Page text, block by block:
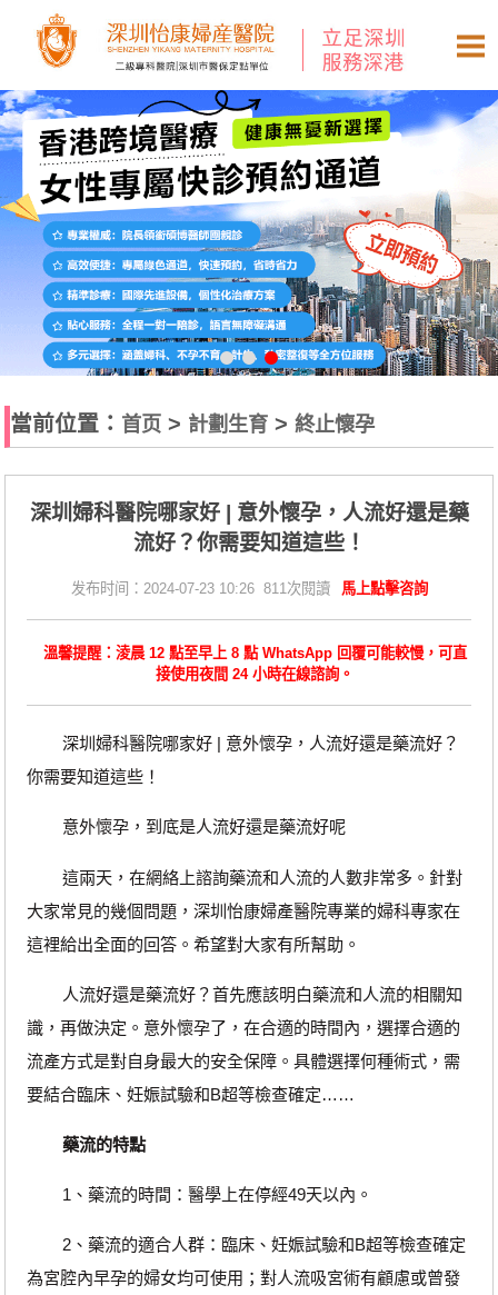
當前位置： 首页 > 計劃生育 >終止懷孕
​深圳婦科醫院哪家好 | 意外懷孕，人流好還是藥
流好？你需要知道這些！
发布时间：2024-07-23 10:26 811次閱讀 馬上點擊咨詢
溫馨提醒：淩晨 12 點至早上 8 點 WhatsApp 回覆可能較慢，可直
接使用夜間 24 小時在線諮詢。
深圳婦科醫院哪家好 | 意外懷孕，人流好還是藥流好？
你需要知道這些！
意外懷孕，到底是人流好還是藥流好呢
這兩天，在網絡上諮詢藥流和人流的人數非常多。針對
大家常見的幾個問題，深圳怡康婦產醫院專業的婦科專家在
這裡給出全面的回答。希望對大家有所幫助。
人流好還是藥流好？首先應該明白藥流和人流的相關知
識，再做決定。意外懷孕了，在合適的時間內，選擇合適的
流產方式是對自身最大的安全保障。具體選擇何種術式，需
要結合臨床、妊娠試驗和B超等檢查確定……
藥流的特點
1、藥流的時間：醫學上在停經49天以內。
2、藥流的適合人群：臨床、妊娠試驗和B超等檢查確定
為宮腔內早孕的婦女均可使用；對人流吸宮術有顧慮或曾發